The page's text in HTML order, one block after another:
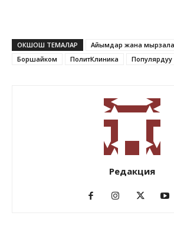
ОКШОШ ТЕМАЛАР
Айымдар жана
Боршайком
ПолитКлиника
Редакция